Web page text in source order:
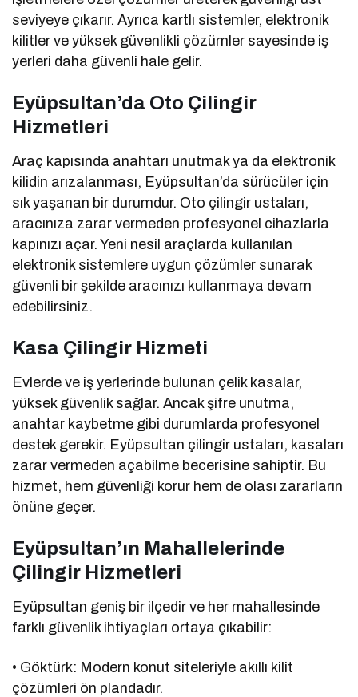
seviyeye çıkarır. Ayrıca kartlı sistemler, elektronik
kilitler ve yüksek güvenlikli çözümler sayesinde iş
yerleri daha güvenli hale gelir.
Eyüpsultan’da Oto Çilingir
Hizmetleri
Araç kapısında anahtarı unutmak ya da elektronik
kilidin arızalanması, Eyüpsultan’da sürücüler için
sık yaşanan bir durumdur. Oto çilingir ustaları,
aracınıza zarar vermeden profesyonel cihazlarla
kapınızı açar. Yeni nesil araçlarda kullanılan
elektronik sistemlere uygun çözümler sunarak
güvenli bir şekilde aracınızı kullanmaya devam
edebilirsiniz.
Kasa Çilingir Hizmeti
Evlerde ve iş yerlerinde bulunan çelik kasalar,
yüksek güvenlik sağlar. Ancak şifre unutma,
anahtar kaybetme gibi durumlarda profesyonel
destek gerekir. Eyüpsultan çilingir ustaları, kasaları
zarar vermeden açabilme becerisine sahiptir. Bu
hizmet, hem güvenliği korur hem de olası zararların
önüne geçer.
Eyüpsultan’ın Mahallelerinde
Çilingir Hizmetleri
Eyüpsultan geniş bir ilçedir ve her mahallesinde
farklı güvenlik ihtiyaçları ortaya çıkabilir:
• Göktürk: Modern konut siteleriyle akıllı kilit
çözümleri ön plandadır.